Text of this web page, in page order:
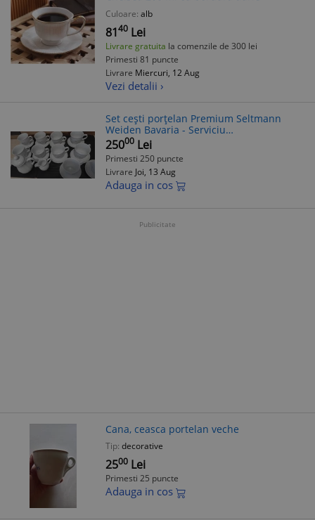
Culoare: alb
8140 Lei
Livrare gratuita la comenzile de 300 lei
Primesti 81 puncte
Livrare Miercuri, 12 Aug
Vezi detalii ›
Set cești porțelan Premium Seltmann
Weiden Bavaria - Serviciu
cafea/cappuccino
25000 Lei
Primesti 250 puncte
Livrare Joi, 13 Aug
Adauga in cos
Publicitate
Cana, ceasca portelan veche
Tip: decorative
2500 Lei
Primesti 25 puncte
Adauga in cos